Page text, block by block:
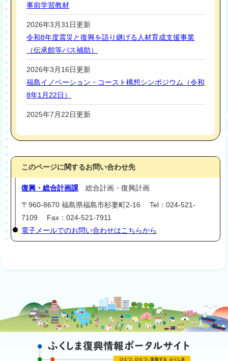
このページに関するお問い合わせ先
復興・総合計画課 総合計画・復興計画
〒960-8670 福島県福島市杉妻町2-16 Tel：024-521-
7109 Fax：024-521-7911
電子メールでのお問い合わせはこちらから